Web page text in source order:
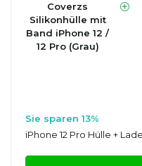
Coverzs
Silikonhülle mit
Band iPhone 12 /
12 Pro (Grau)
Sie sparen 13%
iPhone 12 Pro Hülle +